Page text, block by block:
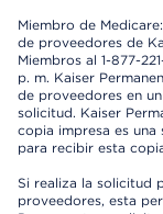
Miembro de
de proveedores de
Miembros al 1-877-
p. m. Kaiser
de proveedores en
solicitud. Kaiser
copia impresa es
para recibir esta
Si realiza la solicitud
proveedores, esta